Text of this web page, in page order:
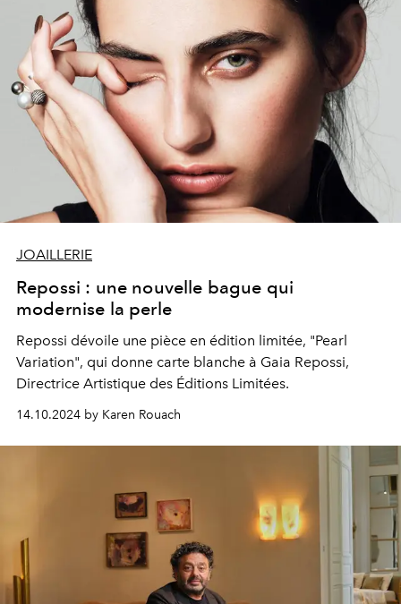
JOAILLERIE
Repossi : une nouvelle bague qui
modernise la perle
Repossi dévoile une pièce en édition limitée, "Pearl
Variation", qui donne carte blanche à Gaia Repossi,
Directrice Artistique des Éditions Limitées.
14.10.2024 by Karen Rouach